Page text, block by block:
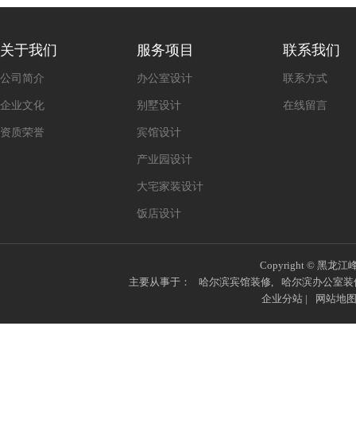
关于我们
公司简介
企业文化
资质荣誉
服务项目
办公室设计
别墅设计
宾馆设计
产业园设计
大宅家装设计
饭店设计
联系我们
联系方式
在线留言
Copyright © 黑龙江
主要从事于：
哈尔滨宾馆装修,
哈尔滨办公室装
企业分站| 网站地图